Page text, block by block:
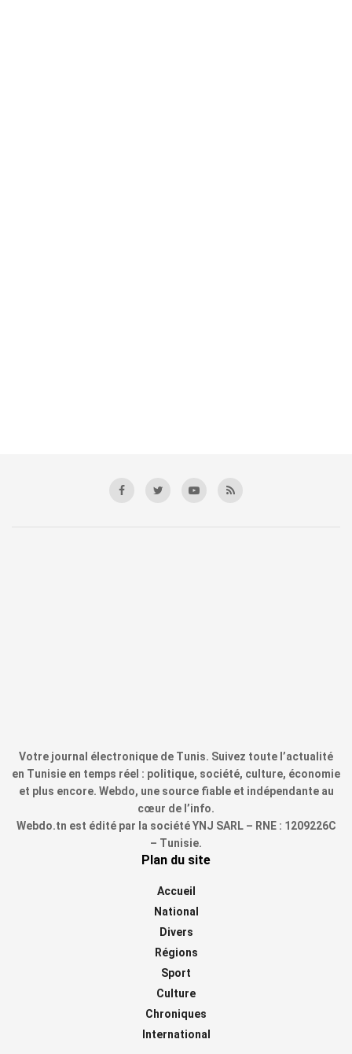
Votre journal électronique de Tunis. Suivez toute l’actualité
en Tunisie en temps réel : politique, société, culture, économie
et plus encore. Webdo, une source fiable et indépendante au
cœur de l’info.
Webdo.tn est édité par la société YNJ SARL – RNE : 1209226C
– Tunisie.
Plan du site
Accueil
National
Divers
Régions
Sport
Culture
Chroniques
International